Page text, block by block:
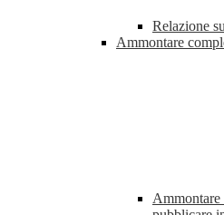
Relazione
Ammontare
Ammontare